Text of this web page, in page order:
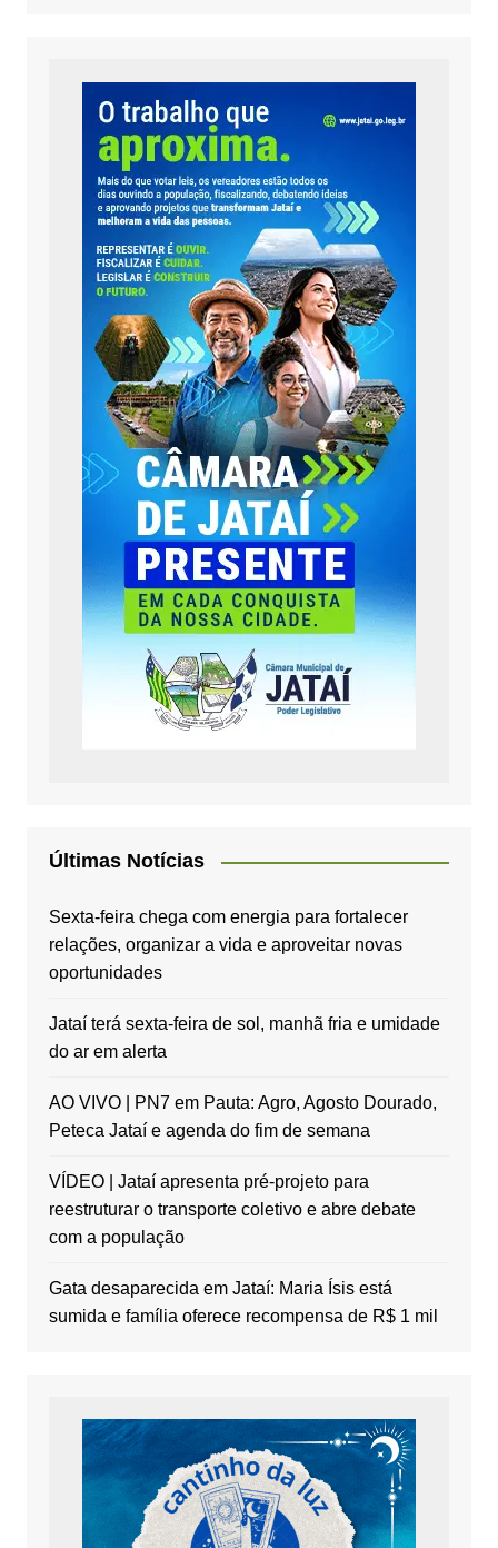
Últimas Notícias
Sexta-feira chega com energia para fortalecer
relações, organizar a vida e aproveitar novas
oportunidades
Jataí terá sexta-feira de sol, manhã fria e umidade
do ar em alerta
AO VIVO | PN7 em Pauta: Agro, Agosto Dourado,
Peteca Jataí e agenda do fim de semana
VÍDEO | Jataí apresenta pré-projeto para
reestruturar o transporte coletivo e abre debate
com a população
Gata desaparecida em Jataí: Maria Ísis está
sumida e família oferece recompensa de R$ 1 mil